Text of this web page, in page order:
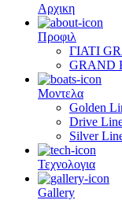
Αρχικη
Προφιλ
ΓΙΑΤΙ
GRAND
Μοντελα
Golden
Drive
Silver
Τεχνολογια
Gallery